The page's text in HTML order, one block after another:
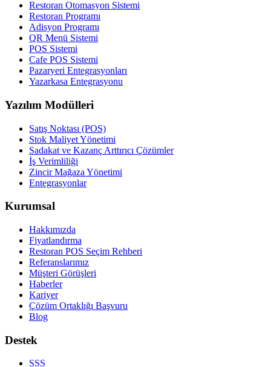
Restoran Otomasyon Sistemi
Restoran Programı
Adisyon Programı
QR Menü Sistemi
POS Sistemi
Cafe POS Sistemi
Pazaryeri Entegrasyonları
Yazarkasa Entegrasyonu
Yazılım Modülleri
Satış Noktası (POS)
Stok Maliyet Yönetimi
Sadakat ve Kazanç Arttırıcı Çözümler
İş Verimliliği
Zincir Mağaza Yönetimi
Entegrasyonlar
Kurumsal
Hakkımızda
Fiyatlandırma
Restoran POS Seçim Rehberi
Referanslarımız
Müşteri Görüşleri
Haberler
Kariyer
Çözüm Ortaklığı Başvuru
Blog
Destek
SSS